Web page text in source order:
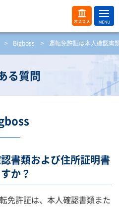
オス
スメ
ME
NU
開
> Bigboss > 運転免許証は本人確認書
る質問
書類および住所証明書
か？
免許証は、本人確認書類また